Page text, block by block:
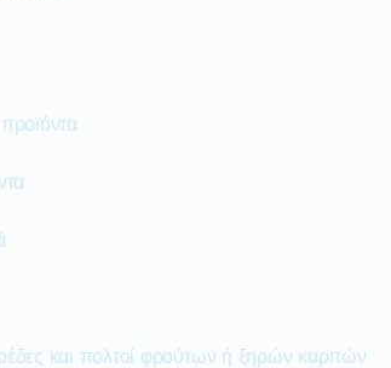
και πολτοί φρούτων ή ξηρών καρπών